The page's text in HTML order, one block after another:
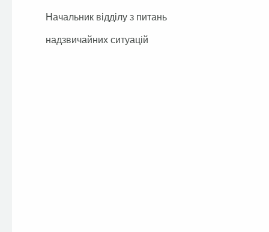
Начальник відділу з питань
надзвичайних ситуацій